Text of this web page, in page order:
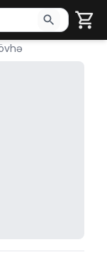
Göndərmək